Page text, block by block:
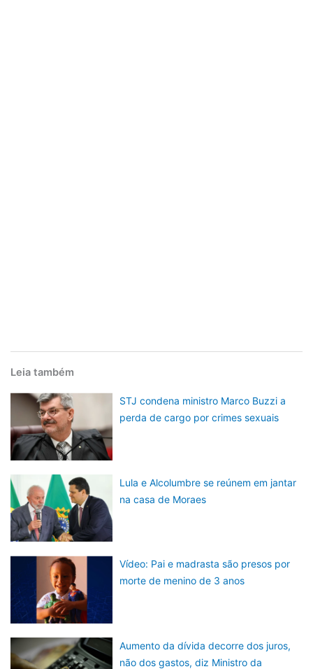
Leia também
STJ condena ministro Marco Buzzi a
perda de cargo por crimes sexuais
Lula e Alcolumbre se reúnem em jantar
na casa de Moraes
Vídeo: Pai e madrasta são presos por
morte de menino de 3 anos
Aumento da dívida decorre dos juros,
não dos gastos, diz Ministro da